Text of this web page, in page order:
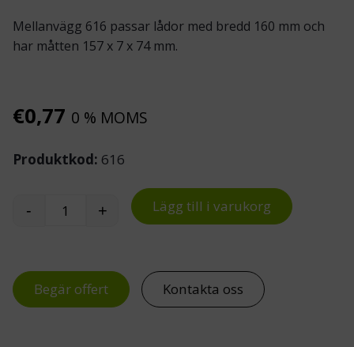
Mellanvägg 616 passar lådor med bredd 160 mm och
har måtten 157 x 7 x 74 mm.
€0,77 0 % MOMS
Produktkod: 616
ReBOX mellanvägg 616 till lagerlådor 6316,
- + Lägg till i varukorg
Begär offert Kontakta oss